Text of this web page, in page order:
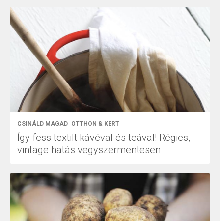
CSINÁLD MAGAD OTTHON & KERT
Így fess textilt kávéval és teával! Régies,
vintage hatás vegyszermentesen